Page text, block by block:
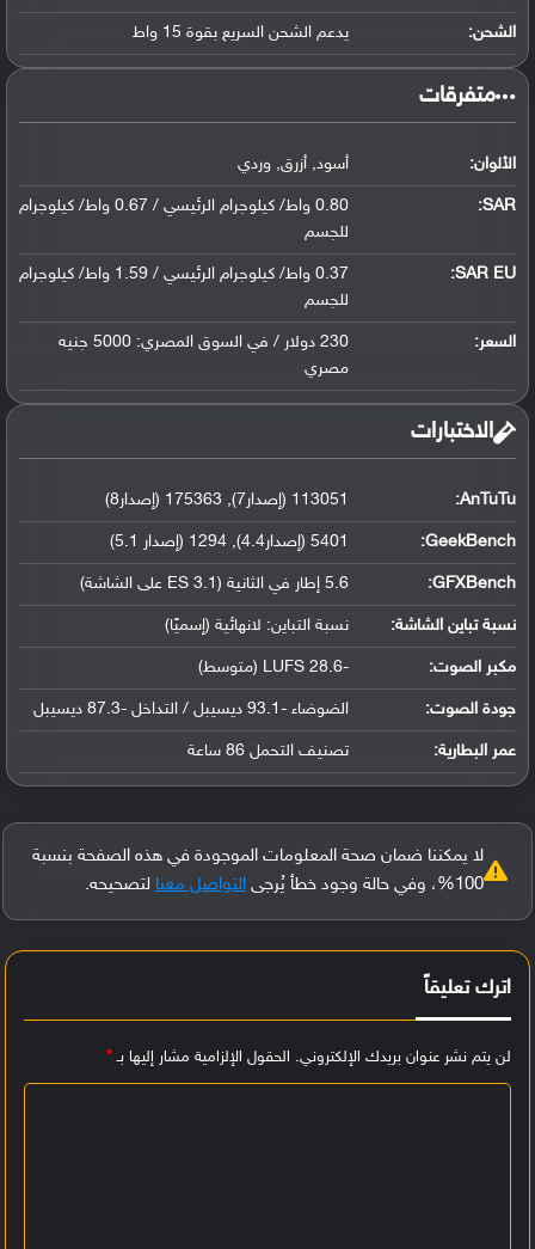
الشحن: يدعم الشحن السريع بقوة 15 واط
‏متفرقات‏
الألوان: أسود, أزرق, وردي
SAR
:
0.80 واط/ كيلوجرام الرئيسي / 0.67 واط/ كيلوجرام
للجسم
SAR EU:
0.37 واط/ كيلوجرام الرئيسي / 1.59 واط/ كيلوجرام
للجسم
السعر:
230 دولار / في السوق المصري: 5000 جنيه
مصري
‏الاختبارات‏
AnTuTu: 113051 (إصدار7), 175363 (إصدار8)
GeekBench: 5401 (إصدار4.4), 1294 (إصدار 5.1)
GFXBench: 5.6 إطار في الثانية (ES 3.1 على الشاشة)
نسبة تباين الشاشة: نسبة التباين: لانهائية (إسميًا)
مكبر الصوت: -28.6 LUFS (متوسط)
جودة الصوت: الضوضاء -93.1 ديسيبل / التداخل -87.3 ديسيبل
عمر البطارية: تصنيف التحمل 86 ساعة
لا يمكننا ضمان صحة المعلومات الموجودة في هذه الصفحة بنسبة
100%، وفي حالة وجود خطأ يُرجى
التواصل معنا لتصحيحه.
اترك تعليقاً
لن يتم نشر عنوان بريدك الإلكتروني. الحقول الإلزامية مشار إليها بـ*